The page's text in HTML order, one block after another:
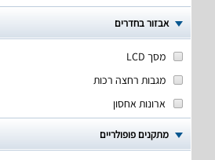
אבזור בחדרים
מסך LCD
מגבות רחצה רכות
ארונות אחסון
מתקנים פופולריים